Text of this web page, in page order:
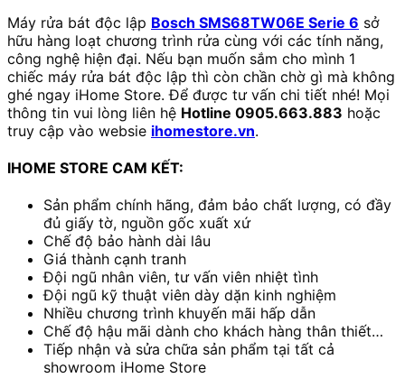
Máy rửa bát độc lập Bosch SMS68TW06E Serie 6 sở
hữu hàng loạt chương trình rửa cùng với các tính năng,
công nghệ hiện đại. Nếu bạn muốn sắm cho mình 1
chiếc máy rửa bát độc lập thì còn chần chờ gì mà không
ghé ngay iHome Store. Để được tư vấn chi tiết nhé! Mọi
thông tin vui lòng liên hệ Hotline 0905.663.883 hoặc
truy cập vào websie ihomestore.vn.
IHOME STORE CAM KẾT:
Sản phẩm chính hãng, đảm bảo chất lượng, có đầy
đủ giấy tờ, nguồn gốc xuất xứ
Chế độ bảo hành dài lâu
Giá thành cạnh tranh
Đội ngũ nhân viên, tư vấn viên nhiệt tình
Đội ngũ kỹ thuật viên dày dặn kinh nghiệm
Nhiều chương trình khuyến mãi hấp dẫn
Chế độ hậu mãi dành cho khách hàng thân thiết…
Tiếp nhận và sửa chữa sản phẩm tại tất cả
showroom iHome Store